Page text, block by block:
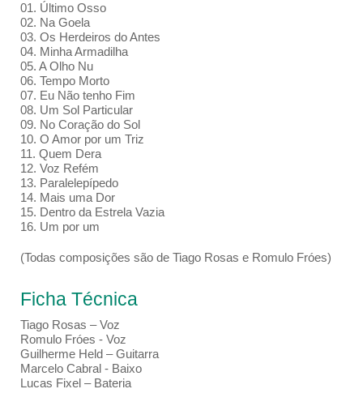
01. Último Osso
02. Na Goela
03. Os Herdeiros do Antes
04. Minha Armadilha
05. A Olho Nu
06. Tempo Morto
07. Eu Não tenho Fim
08. Um Sol Particular
09. No Coração do Sol
10. O Amor por um Triz
11. Quem Dera
12. Voz Refém
13. Paralelepípedo
14. Mais uma Dor
15. Dentro da Estrela Vazia
16. Um por um
(Todas composições são de Tiago Rosas e Romulo Fróes)
Ficha Técnica
Tiago Rosas – Voz
Romulo Fróes - Voz
Guilherme Held – Guitarra
Marcelo Cabral - Baixo
Lucas Fixel – Bateria